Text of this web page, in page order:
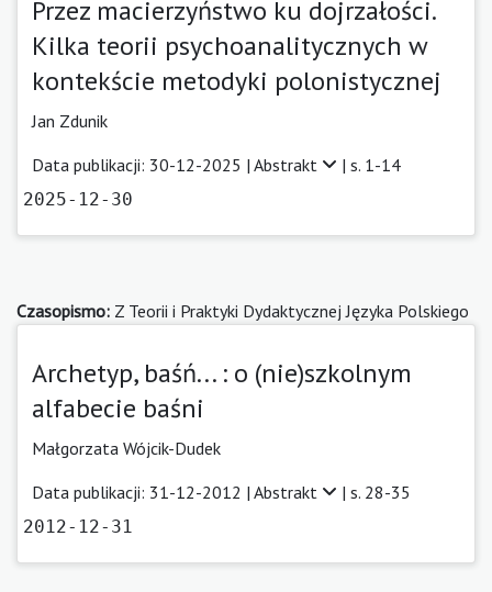
Przez macierzyństwo ku dojrzałości.
Kilka teorii psychoanalitycznych w
kontekście metodyki polonistycznej
Jan Zdunik
Data publikacji: 30-12-2025 | Abstrakt | s. 1-14
2025-12-30
Czasopismo: Z Teorii i Praktyki Dydaktycznej Języka Polskiego
Archetyp, baśń... : o (nie)szkolnym
alfabecie baśni
Małgorzata Wójcik-Dudek
Data publikacji: 31-12-2012 | Abstrakt | s. 28-35
2012-12-31